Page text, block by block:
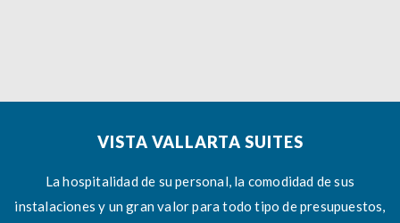
VISTA VALLARTA SUITES
La hospitalidad de su personal, la comodidad de sus
instalaciones y un gran valor para todo tipo de presupuestos,